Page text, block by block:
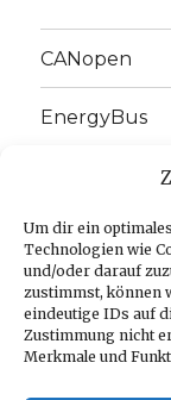
Um dir ein
Technologien wie
und/oder darauf
zustimmst, können
eindeutige IDs auf
Zustimmung nicht
Merkmale und
CANopen
EnergyBus
J1939
Language:
Imprint